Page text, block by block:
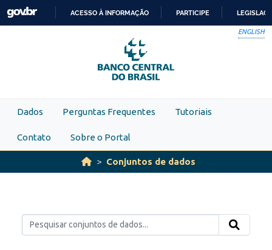
Skip to main content
PARA
O
CONTEÚDO
ACESSO À INFORMAÇÃO PARTICIPE
ENGLISH
Dados Perguntas Frequentes Tutoriais
Contato Sobre o Portal
Conjuntos de dados